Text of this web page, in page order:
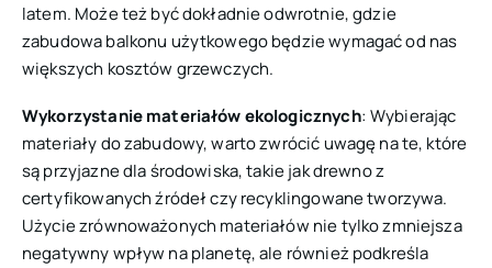
latem. Może też być dokładnie odwrotnie, gdzie
zabudowa balkonu użytkowego będzie wymagać od nas
większych kosztów grzewczych.
Wykorzystanie materiałów ekologicznych: Wybierając
materiały do zabudowy, warto zwrócić uwagę na te, które
są przyjazne dla środowiska, takie jak drewno z
certyfikowanych źródeł czy recyklingowane tworzywa.
Użycie zrównoważonych materiałów nie tylko zmniejsza
negatywny wpływ na planetę, ale również podkreśla